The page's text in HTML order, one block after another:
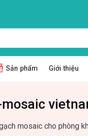
Sản phẩm Giới thiệu
mosaic cho phòng